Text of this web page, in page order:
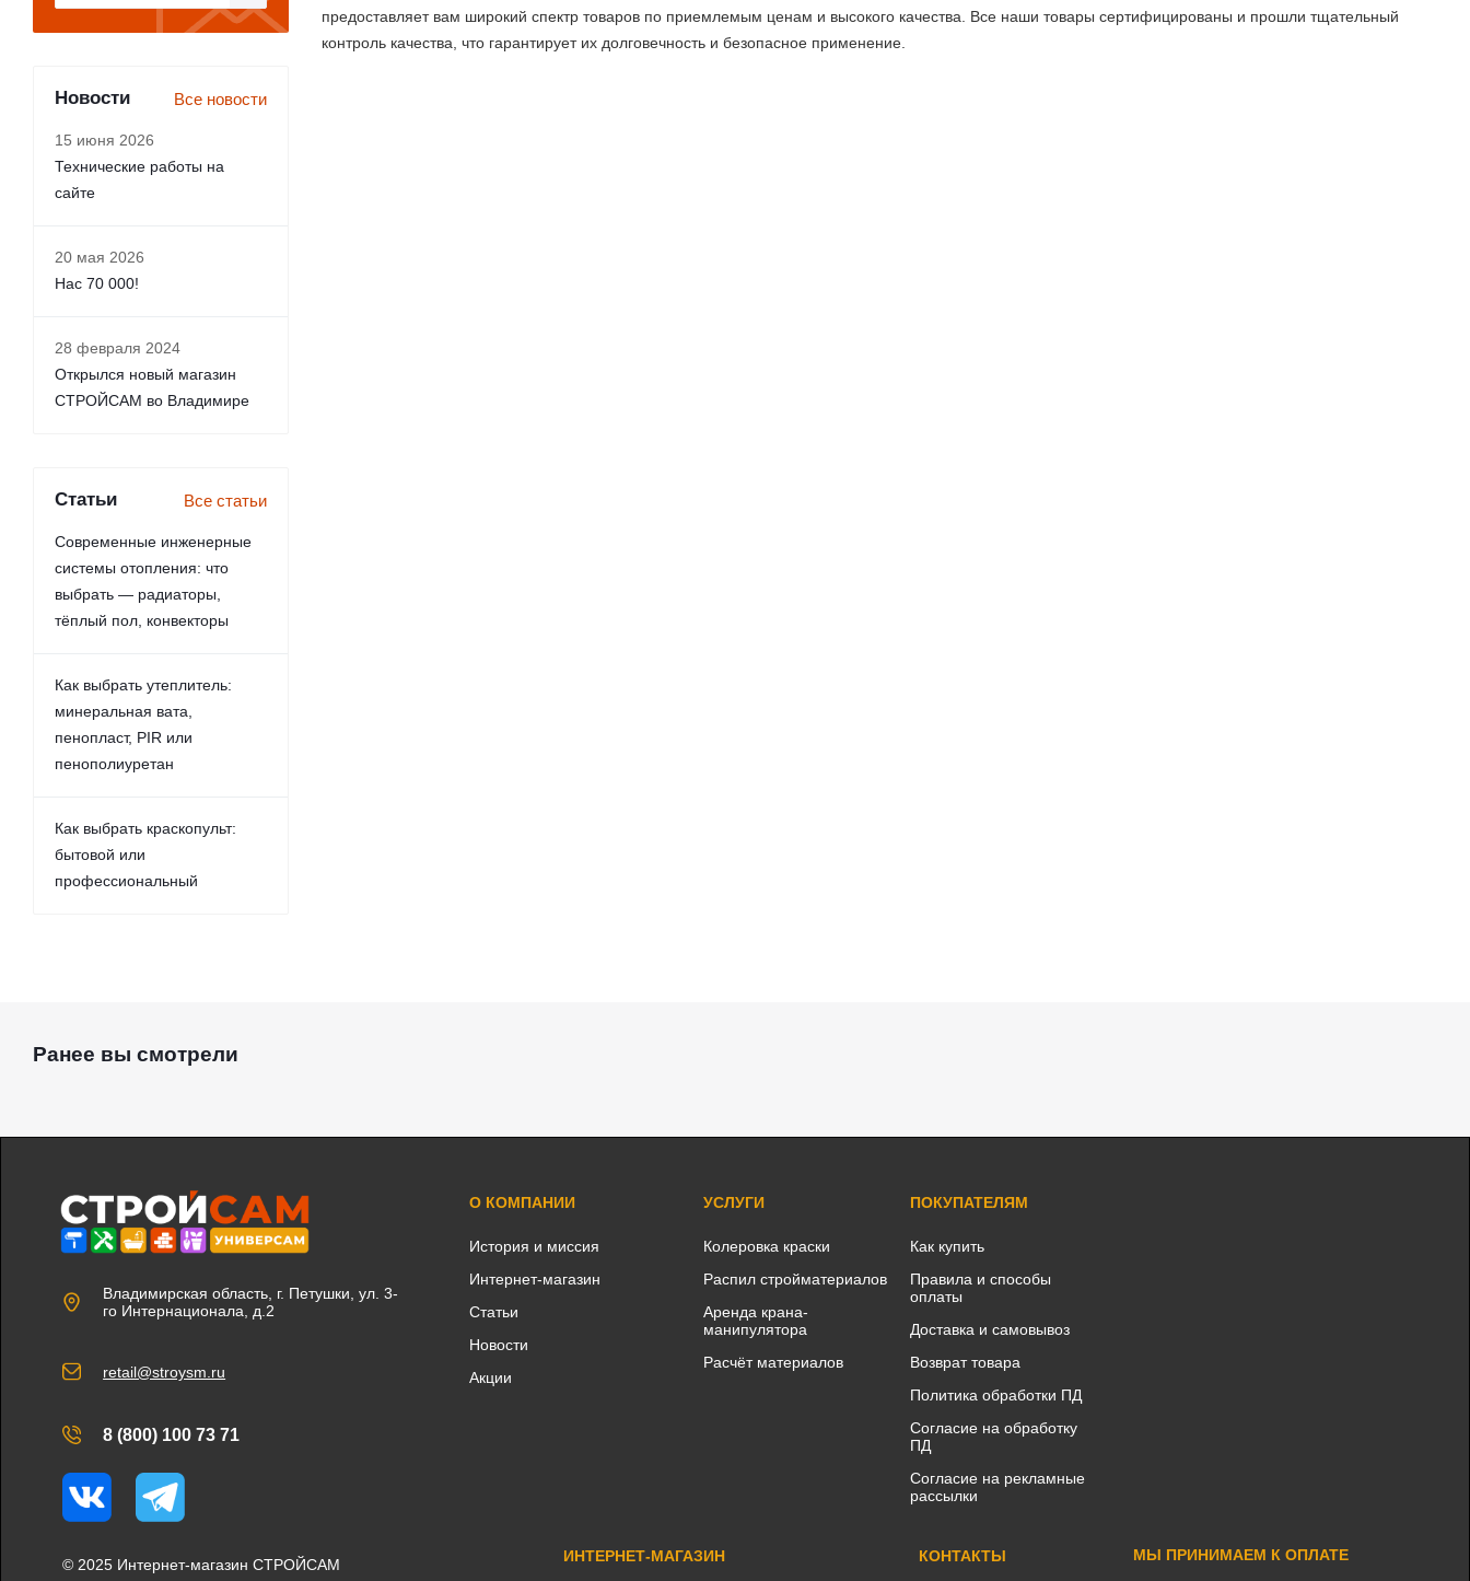
предоставляет вам широкий спектр товаров по приемлемым ценам и высокого качества. Все наши товары сертифицированы и прошли тщательный
контроль качества, что гарантирует их долговечность и безопасное применение.
Новости Все новости
15 июня 2026
Технические работы на
сайте
20 мая 2026
Нас 70 000!
28 февраля 2024
Открылся новый магазин
СТРОЙСАМ во Владимире
Статьи Все статьи
Современные инженерные
системы отопления: что
выбрать — радиаторы,
тёплый пол, конвекторы
Как выбрать утеплитель:
минеральная вата,
пенопласт, PIR или
пенополиуретан
Как выбрать краскопульт:
бытовой или
профессиональный
Ранее вы смотрели
Владимирская область, г. Петушки, ул. 3-
го Интернационала, д.2
retail@stroysm.ru
8 (800) 100 73 71
Вконтакте
Telegram
© 2025 Интернет-магазин СТРОЙСАМ
О КОМПАНИИ
История и миссия
Интернет-магазин
Статьи
Новости
Акции
УСЛУГИ
Колеровка краски
Распил стройматериалов
Аренда крана-
манипулятора
Расчёт материалов
ПОКУПАТЕЛЯМ
Как купить
Правила и способы
оплаты
Доставка и самовывоз
Возврат товара
Политика обработки ПД
Согласие на обработку
ПД
Согласие на рекламные
рассылки
ИНТЕРНЕТ-МАГАЗИН КОНТАКТЫ МЫ ПРИНИМАЕМ К ОПЛАТЕ